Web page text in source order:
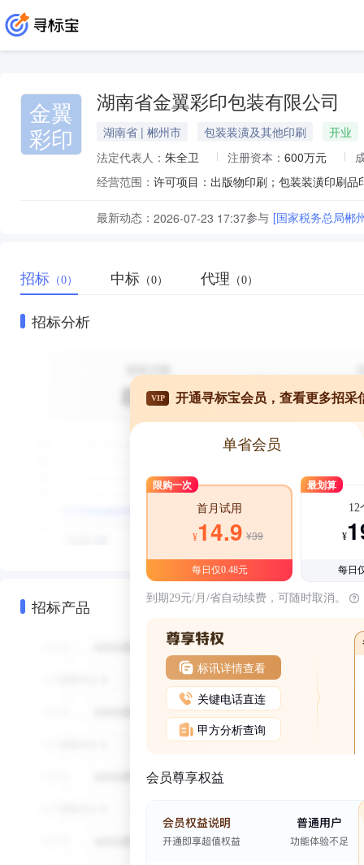
金翼
彩印
湖南省金翼彩印包装有限公司
湖南省 | 郴州市 包装装潢及其他印刷
开业
法定代表人： 朱全卫 注册资本： 600万元
经营范围：
最新动态： 2026-07-23 17:37参与 [国家税务总局郴
招标 （0） 中标 （0） 代理 （0）
招标分析
招标产品
VIP 开通寻标宝会员，查看更多招采
单省会员
限购一次
首月试用
¥14.9 ¥39
每日仅0.48元
最划算
12
¥
每日
到期29元/月/省自动续费，可随时取消。
标讯详情查看
关键电话直连
甲方分析查询
会员尊享权益